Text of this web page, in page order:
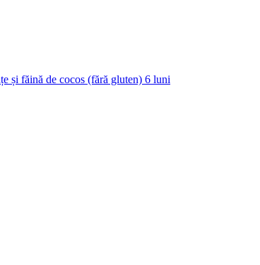
și făină de cocos (fără gluten) 6 luni